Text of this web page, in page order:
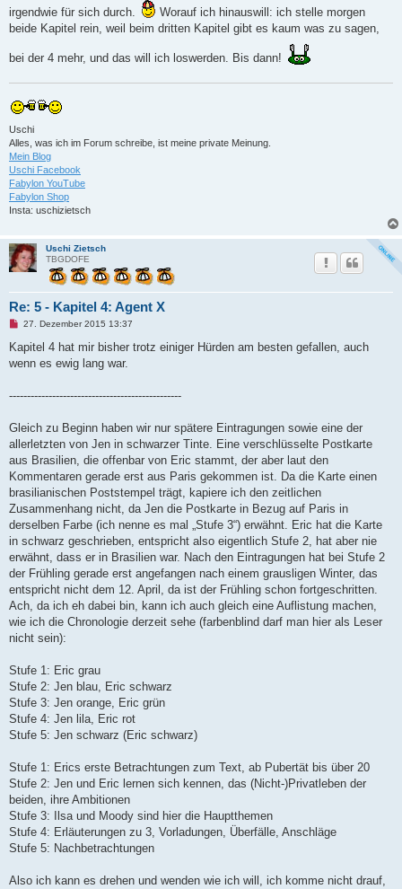
t
r
irgendwie für sich durch.
Worauf ich hinauswill: ich stelle morgen
beide Kapitel rein, weil beim dritten Kapitel gibt es kaum was zu sagen,
bei der 4 mehr, und das will ich loswerden. Bis dann!
Uschi
Alles, was ich im Forum schreibe, ist meine private Meinung.
Mein Blog
Uschi Facebook
Fabylon YouTube
Fabylon Shop
Insta: uschizietsch
Uschi Zietsch
TBGDOFE
Re: 5 - Kapitel 4: Agent X
U
g
e
l
e
r
B
i
t
a
g
27. Dezember 2015 13:37
Kapitel 4 hat mir bisher trotz einiger Hürden am besten gefallen, auch
wenn es ewig lang war.
------------------------------------------------
Gleich zu Beginn haben wir nur spätere Eintragungen sowie eine der
allerletzten von Jen in schwarzer Tinte. Eine verschlüsselte Postkarte
aus Brasilien, die offenbar von Eric stammt, der aber laut den
Kommentaren gerade erst aus Paris gekommen ist. Da die Karte einen
brasilianischen Poststempel trägt, kapiere ich den zeitlichen
Zusammenhang nicht, da Jen die Postkarte in Bezug auf Paris in
derselben Farbe (ich nenne es mal „Stufe 3“) erwähnt. Eric hat die Karte
in schwarz geschrieben, entspricht also eigentlich Stufe 2, hat aber nie
erwähnt, dass er in Brasilien war. Nach den Eintragungen hat bei Stufe 2
der Frühling gerade erst angefangen nach einem grausligen Winter, das
entspricht nicht dem 12. April, da ist der Frühling schon fortgeschritten.
Ach, da ich eh dabei bin, kann ich auch gleich eine Auflistung machen,
wie ich die Chronologie derzeit sehe (farbenblind darf man hier als Leser
nicht sein):
Stufe 1: Eric grau
Stufe 2: Jen blau, Eric schwarz
Stufe 3: Jen orange, Eric grün
Stufe 4: Jen lila, Eric rot
Stufe 5: Jen schwarz (Eric schwarz)
Stufe 1: Erics erste Betrachtungen zum Text, ab Pubertät bis über 20
Stufe 2: Jen und Eric lernen sich kennen, das (Nicht-)Privatleben der
beiden, ihre Ambitionen
Stufe 3: Ilsa und Moody sind hier die Hauptthemen
Stufe 4: Erläuterungen zu 3, Vorladungen, Überfälle, Anschläge
Stufe 5: Nachbetrachtungen
Also ich kann es drehen und wenden wie ich will, ich komme nicht drauf,